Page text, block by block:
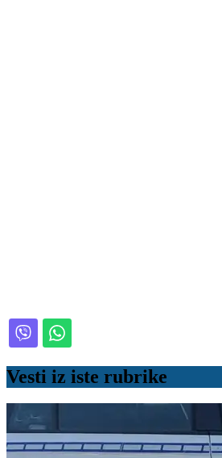
Vesti iz iste rubrike